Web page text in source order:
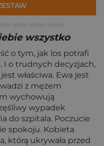
wszystko
o tym, jak los potrafi
I o trudnych decyzjach,
właściwa. Ewa jest
z mężem
wychowują
wypadek
do szpitala. Poczucie
spokoju. Kobieta
którą ukrywała przed